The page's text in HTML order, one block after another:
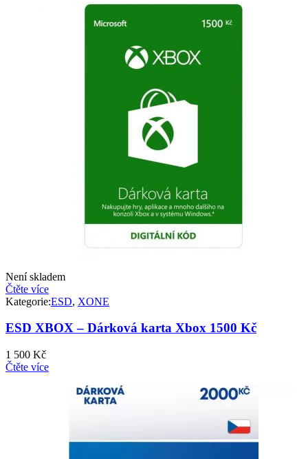
Není skladem
Čtěte více
Kategorie:ESD, XONE
ESD XBOX – Dárková karta Xbox 1500 Kč
1 500 Kč
Čtěte více